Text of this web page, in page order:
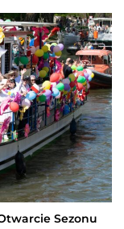
Sezonu